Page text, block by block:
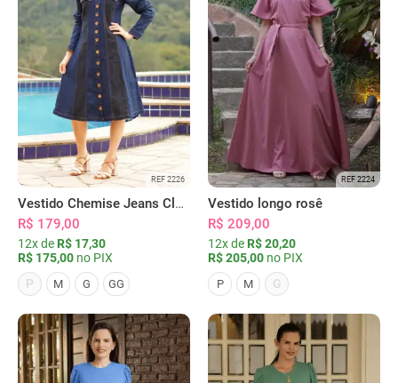
REF 2226
Vestido Chemise Jeans Clássica Serena
R$ 179,00
12x de R$ 17,30
R$ 175,00 no PIX
P
M G GG
REF 2224
Vestido longo rosê
R$ 209,00
12x de R$ 20,20
R$ 205,00 no PIX
P M G